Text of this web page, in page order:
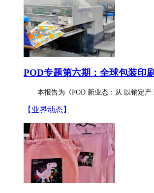
POD专题第六期：全球包装印
本报告为《POD 新业态：从 以销定
【业界动态】